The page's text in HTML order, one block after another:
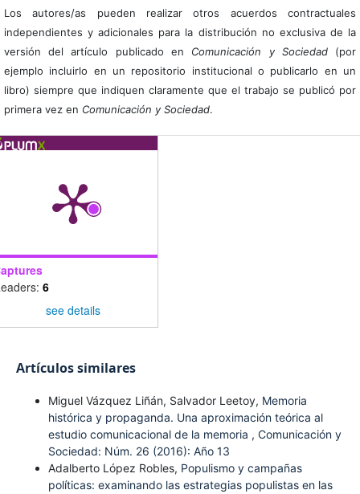
Los autores/as pueden realizar otros acuerdos contractuales
independientes y adicionales para la distribución no exclusiva de la
versión del artículo publicado en Comunicación y Sociedad(por
ejemplo incluirlo en un repositorio institucional o publicarlo en un
libro) siempre que indiquen claramente que el trabajo se publicó por
primera vez en Comunicación y Sociedad.
6
see details
Artículos similares
Miguel Vázquez Liñán, Salvador Leetoy, Memoria
histórica y propaganda. Una aproximación teórica al
estudio comunicacional de la memoria , Comunicación y
Sociedad: Núm. 26 (2016): Año 13
Adalberto López Robles, Populismo y campañas
políticas: examinando las estrategias populistas en las